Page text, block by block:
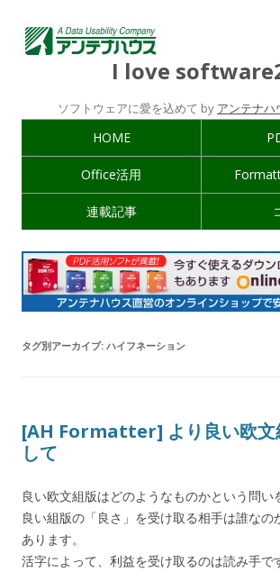
I love
ソフトウェアに愛を込めて by アンテナハ
HOME
Office活用
連載記事
タグ別アーカイブ: ハイフネーション
[AH Formatter] より良い欧文
して
良い欧文組版はどのようなものかという問い
良い組版の「良さ」を受け取る相手は誰なの
あります。
活字によって、利益を受け取るのは読み手で